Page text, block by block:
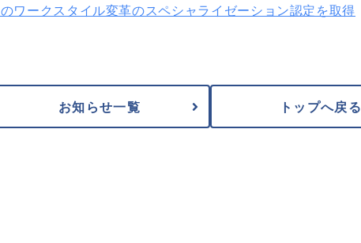
のワークスタイル変革のスペシャライゼーション認定を取得
お知らせ一覧 トップへ戻る